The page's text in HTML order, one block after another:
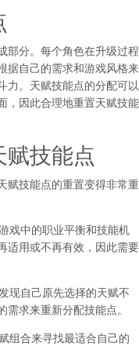
部分。每个角色在升级过程
据自己的需求和游戏风格来
力。天赋技能点的分配可以
，因此合理地重置天赋技能
技能点
赋技能点的重置变得非常重
戏中的职业平衡和技能机
适用或不再有效，因此需要
现自己原先选择的天赋不
求来重新分配技能点。
组合来寻找最适合自己的